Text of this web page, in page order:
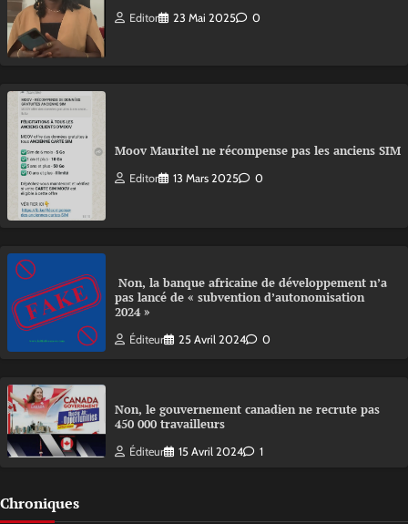
Editor 23 Mai 2025 0
Moov Mauritel ne récompense pas les anciens SIM
Editor 13 Mars 2025 0
Non, la banque africaine de développement n’a
pas lancé de « subvention d’autonomisation
2024 »
Éditeur 25 Avril 2024 0
Non, le gouvernement canadien ne recrute pas
450 000 travailleurs
Éditeur 15 Avril 2024 1
Chroniques